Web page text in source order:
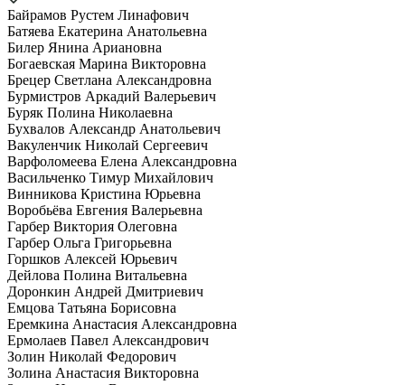
Байрамов Рустем Линафович
Батяева Екатерина Анатольевна
Билер Янина Ариановна
Богаевская Марина Викторовна
Брецер Светлана Александровна
Бурмистров Аркадий Валерьевич
Буряк Полина Николаевна
Бухвалов Александр Анатольевич
Вакуленчик Николай Сергеевич
Варфоломеева Елена Александровна
Васильченко Тимур Михайлович
Винникова Кристина Юрьевна
Воробьёва Евгения Валерьевна
Гарбер Виктория Олеговна
Гарбер Ольга Григорьевна
Горшков Алексей Юрьевич
Дейлова Полина Витальевна
Доронкин Андрей Дмитриевич
Емцова Татьяна Борисовна
Еремкина Анастасия Александровна
Ермолаев Павел Александрович
Золин Николай Федорович
Золина Анастасия Викторовна